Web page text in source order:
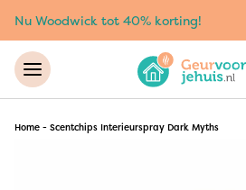
Nu Woodwick tot 40% korting!
Home - Scentchips Interieurspray Dark Myths